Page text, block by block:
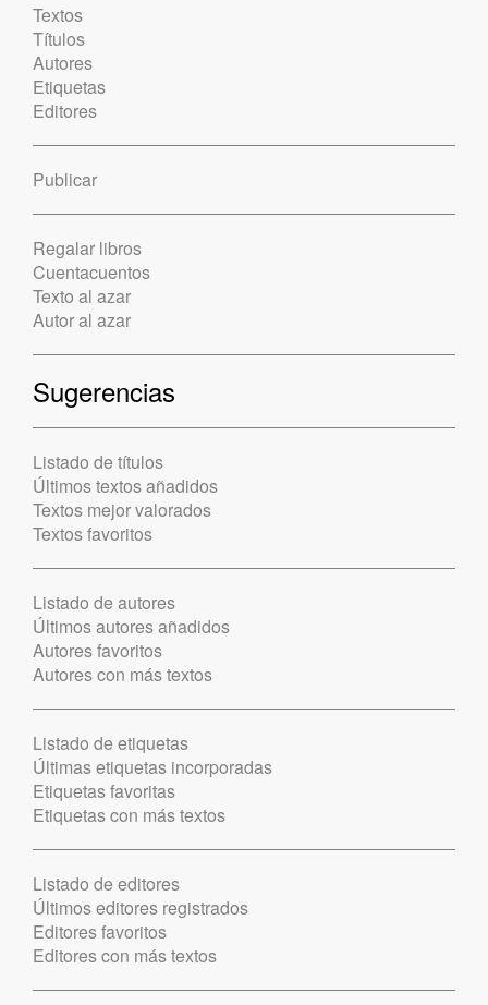
Textos
Títulos
Autores
Etiquetas
Editores
Publicar
Regalar libros
Cuentacuentos
Texto al azar
Autor al azar
Sugerencias
Listado de títulos
Últimos textos añadidos
Textos mejor valorados
Textos favoritos
Listado de autores
Últimos autores añadidos
Autores favoritos
Autores con más textos
Listado de etiquetas
Últimas etiquetas incorporadas
Etiquetas favoritas
Etiquetas con más textos
Listado de editores
Últimos editores registrados
Editores favoritos
Editores con más textos